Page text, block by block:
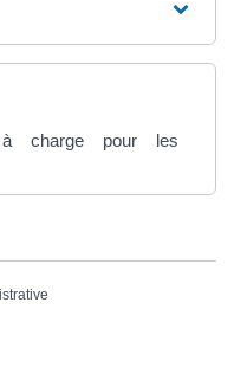
à charge pour les